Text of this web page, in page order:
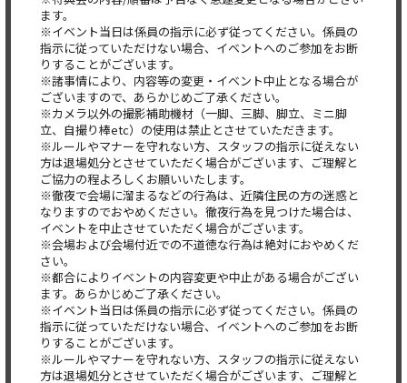
ます。
※イベント当日は係員の指示に必ず従ってください。係員の
指示に従っていただけない場合、イベントへのご参加をお断
りすることがございます。
※諸事情により、内容等の変更・イベント中止となる場合が
ございますので、あらかじめご了承ください。
※カメラ以外の撮影補助機材（一脚、三脚、脚立、ミニ脚
立、自撮り棒etc）の使用は禁止とさせていただきます。
※ルールやマナーを守れない方、スタッフの指示に従えない
方は退場処分とさせていただく場合がございます、ご理解と
ご協力の程よろしくお願いいたします。
※徹夜で会場に溜まるなどの行為は、近隣住民の方の迷惑と
なりますのでおやめください。徹夜行為を見つけた場合は、
イベントを中止させていただく場合がございます。
※会場および会場付近での不道徳な行為は絶対におやめくだ
さい。
※都合によりイベントの内容変更や中止がある場合がござい
ます。あらかじめご了承ください。
※イベント当日は係員の指示に必ず従ってください。係員の
指示に従っていただけない場合、イベントへのご参加をお断
りすることがございます。
※ルールやマナーを守れない方、スタッフの指示に従えない
方は退場処分とさせていただく場合がございます、ご理解と